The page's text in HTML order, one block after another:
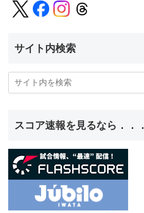
サイト内検索
スコア速報を見るなら．．．